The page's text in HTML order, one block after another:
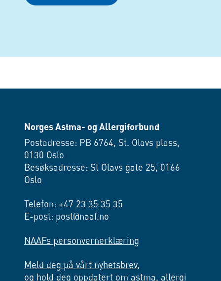
Norges Astma- og Allergiforbund
Postadresse: PB 6764, St. Olavs plass,
0130 Oslo
Besøksadresse: St Olavs gate 25, 0166
Oslo
Telefon: +47 23 35 35 35
E-post: post@naaf.no
NAAFs personvernerklæring
Meld deg på vårt nyhetsbrev,
og hold deg oppdatert om astma, allergi